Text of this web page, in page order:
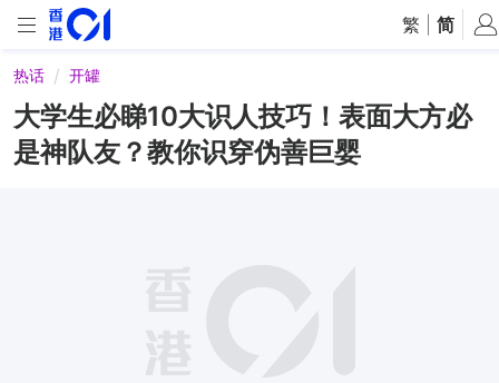
繁 简
热话 开罐
大学生必睇10大识人技巧！表面大方必
是神队友？教你识穿伪善巨婴